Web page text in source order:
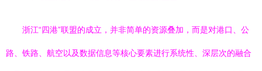
浙江“四港”联盟的成立，并非简单的资源叠加，而是对港口、公
路、铁路、航空以及数据信息等核心要素进行系统性、深层次的融合